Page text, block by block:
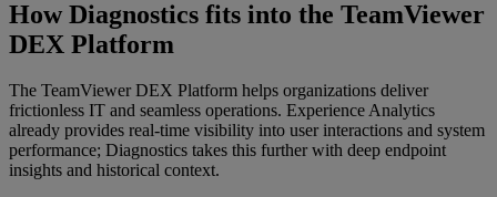
How Diagnostics fits into the TeamViewer
DEX Platform
The TeamViewer DEX Platform helps organizations deliver
frictionless IT and seamless operations. Experience Analytics
already provides real-time visibility into user interactions and system
performance; Diagnostics takes this further with deep endpoint
insights and historical context.